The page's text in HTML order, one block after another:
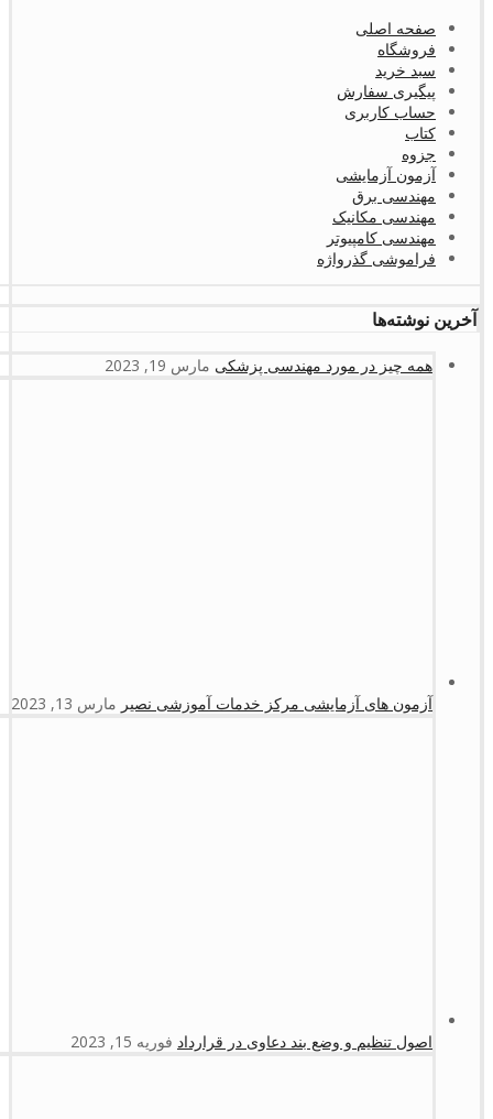
صفحه اصلی
فروشگاه
سبد خرید
پیگیری سفارش
حساب کاربری
کتاب
جزوه
آزمون آزمایشی
مهندسی برق
مهندسی مکانیک
مهندسی کامپیوتر
فراموشی گذرواژه
آخرین نوشته‌ها
همه چیز در مورد مهندسی پزشکی مارس 19, 2023
آزمون های آزمایشی مرکز خدمات آموزشی نصیر مارس 13, 2023
اصول تنظیم و وضع بند دعاوی در قرارداد فوریه 15, 2023